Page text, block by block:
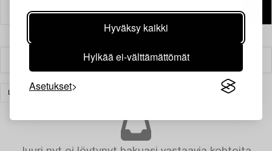
Hyväksy kaikki
Hylkää ei-välttämättömät
Asetukset
Suodatin
TYHJENNÄ KAIKKI